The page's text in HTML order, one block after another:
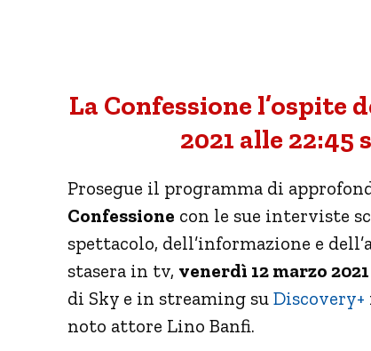
La Confessione l’ospite
2021 alle 22:45
Prosegue il programma di
Confessione con le sue interviste
spettacolo, dell’informazione e
stasera in tv, venerdì 12 marzo
di Sky e in streaming su Discovery+
noto attore Lino Banfi.